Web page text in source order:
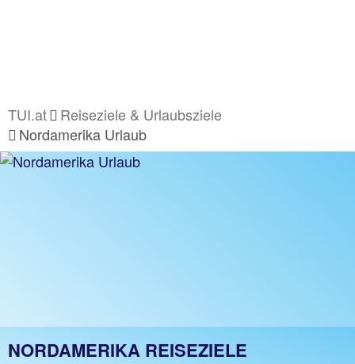
TUI.at
Reiseziele & Urlaubsziele
Nordamerika Urlaub
NORDAMERIKA REISEZIELE